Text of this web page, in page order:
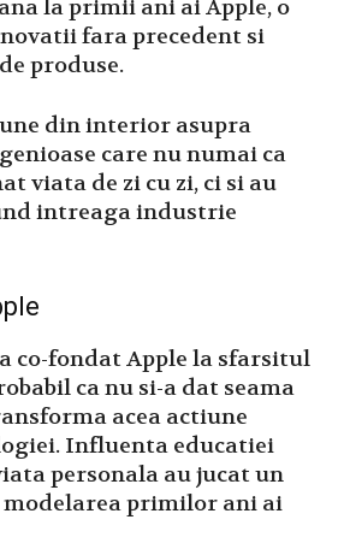
la primii ani ai Apple, o
fara precedent si
produse.
din interior asupra
care nu numai ca
viata de zi cu zi, ci si au
intreaga industrie
a co-fondat Apple la sfarsitul
ca nu si-a dat seama
acea actiune
Influenta educatiei
personala au jucat un
primilor ani ai